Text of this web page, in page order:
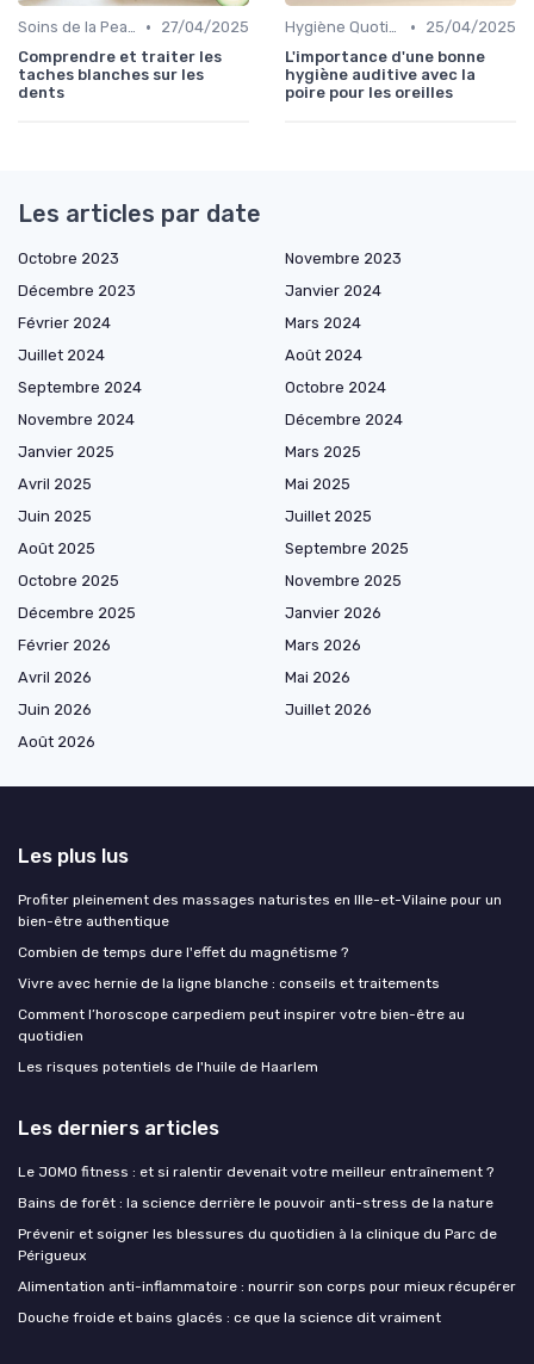
Soins de la Peau Naturels •
27/04/2025
Comprendre et traiter les
taches blanches sur les
dents
Hygiène Quotidienne •
25/04/2025
L'importance d'une bonne
hygiène auditive avec la
poire pour les oreilles
Les articles par date
Octobre 2023
Novembre 2023
Décembre 2023
Janvier 2024
Février 2024
Mars 2024
Juillet 2024
Août 2024
Septembre 2024
Octobre 2024
Novembre 2024
Décembre 2024
Janvier 2025
Mars 2025
Avril 2025
Mai 2025
Juin 2025
Juillet 2025
Août 2025
Septembre 2025
Octobre 2025
Novembre 2025
Décembre 2025
Janvier 2026
Février 2026
Mars 2026
Avril 2026
Mai 2026
Juin 2026
Juillet 2026
Août 2026
Les plus lus
Profiter pleinement des massages naturistes en Ille-et-Vilaine pour un
bien-être authentique
Combien de temps dure l'effet du magnétisme ?
Vivre avec hernie de la ligne blanche : conseils et traitements
Comment l’horoscope carpediem peut inspirer votre bien-être au
quotidien
Les risques potentiels de l'huile de Haarlem
Les derniers articles
Le JOMO fitness : et si ralentir devenait votre meilleur entraînement ?
Bains de forêt : la science derrière le pouvoir anti-stress de la nature
Prévenir et soigner les blessures du quotidien à la clinique du Parc de
Périgueux
Alimentation anti-inflammatoire : nourrir son corps pour mieux récupérer
Douche froide et bains glacés : ce que la science dit vraiment